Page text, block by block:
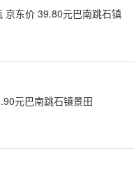
京东价 39.80元巴南跳石镇
元巴南跳石镇景田